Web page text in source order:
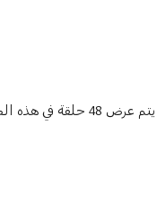
يتم عرض 48 حلقة في هذه الصفحة. بامكنكم البحث عن حلقات لاضافية من بودكاست محادثات سبعاوية ب